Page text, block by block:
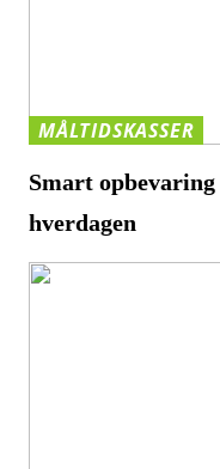
MÅLTIDSKASSER
Smart opbevaring
hverdagen